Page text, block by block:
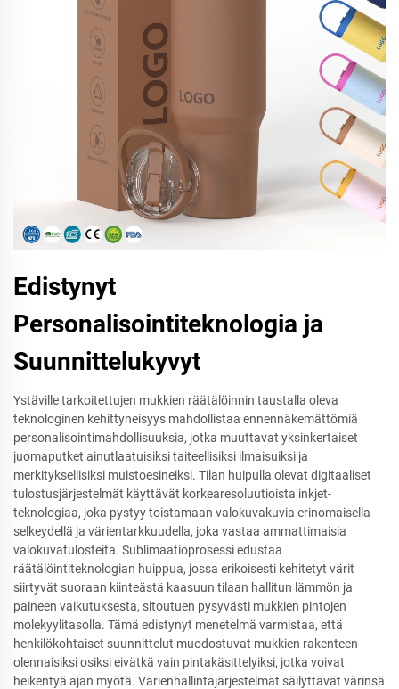
Edistynyt
Personalisointiteknologia ja
Suunnittelukyvyt
Ystäville tarkoitettujen mukkien räätälöinnin taustalla oleva
teknologinen kehittyneisyys mahdollistaa ennennäkemättömiä
personalisointimahdollisuuksia, jotka muuttavat yksinkertaiset
juomaputket ainutlaatuisiksi taiteellisiksi ilmaisuiksi ja
merkityksellisiksi muistoesineiksi. Tilan huipulla olevat digitaaliset
tulostusjärjestelmät käyttävät korkearesoluutioista inkjet-
teknologiaa, joka pystyy toistamaan valokuvakuvia erinomaisella
selkeydellä ja värientarkkuudella, joka vastaa ammattimaisia
valokuvatulosteita. Sublimaatioprosessi edustaa
räätälöintiteknologian huippua, jossa erikoisesti kehitetyt värit
siirtyvät suoraan kiinteästä kaasuun tilaan hallitun lämmön ja
paineen vaikutuksesta, sitoutuen pysyvästi mukkien pintojen
molekyylitasolla. Tämä edistynyt menetelmä varmistaa, että
henkilökohtaiset suunnittelut muodostuvat mukkien rakenteen
olennaisiksi osiksi eivätkä vain pintakäsittelyiksi, jotka voivat
heikentyä ajan myötä. Värienhallintajärjestelmät säilyttävät värinsä